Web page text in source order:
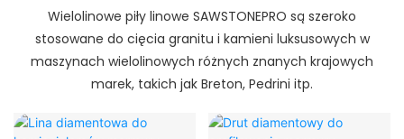
Wielolinowe piły linowe SAWSTONEPRO są szeroko
stosowane do cięcia granitu i kamieni luksusowych w
maszynach wielolinowych różnych znanych krajowych
marek, takich jak Breton, Pedrini itp.